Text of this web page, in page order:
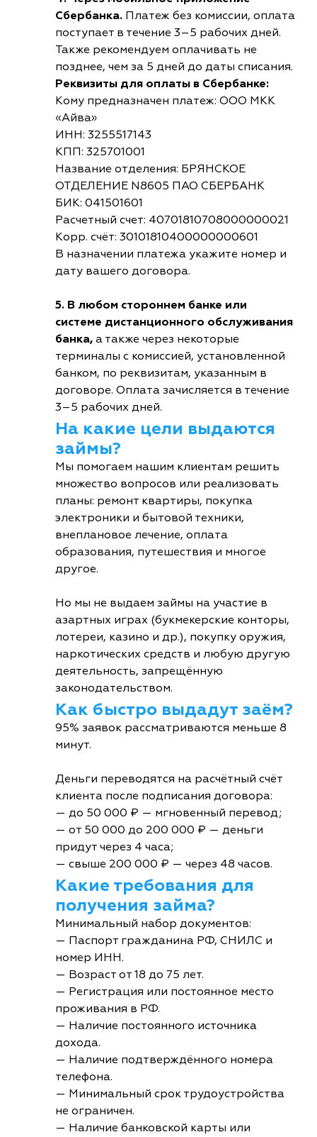
Сбербанка. Платеж без комиссии, оплата
поступает в течение 3–5 рабочих дней.
Также рекомендуем оплачивать не
позднее, чем за 5 дней до даты списания.
Реквизиты для оплаты в Сбербанке:
Кому предназначен платеж: ООО МКК
«Айва»
ИНН: 3255517143
КПП: 325701001
Название отделения: БРЯНСКОЕ
ОТДЕЛЕНИЕ N8605 ПАО СБЕРБАНК
БИК: 041501601
Расчетный счет: 40701810708000000021
Корр. счёт: 30101810400000000601
В назначении платежа укажите номер и
дату вашего договора.
5. В любом стороннем банке или
системе дистанционного обслуживания
банка, а также через некоторые
терминалы с комиссией, установленной
банком, по реквизитам, указанным в
договоре. Оплата зачисляется в течение
3–5 рабочих дней.
На какие цели выдаются
займы?
Мы помогаем нашим клиентам решить
множество вопросов или реализовать
планы: ремонт квартиры, покупка
электроники и бытовой техники,
внеплановое лечение, оплата
образования, путешествия и многое
другое.
Но мы не выдаем займы на участие в
азартных играх (букмекерские конторы,
лотереи, казино и др.), покупку оружия,
наркотических средств и любую другую
деятельность, запрещённую
законодательством.
Как быстро выдадут заём?
95% заявок рассматриваются меньше 8
минут.
Деньги переводятся на расчётный счёт
клиента после подписания договора:
— до 50 000 ₽ — мгновенный перевод;
— от 50 000 до 200 000 ₽ — деньги
придут через 4 часа;
— свыше 200 000 ₽ — через 48 часов.
Какие требования для
получения займа?
Минимальный набор документов:
— Паспорт гражданина РФ, СНИЛС и
номер ИНН.
— Возраст от 18 до 75 лет.
— Регистрация или постоянное место
проживания в РФ.
— Наличие постоянного источника
дохода.
— Наличие подтверждённого номера
телефона.
— Минимальный срок трудоустройства
не ограничен.
— Наличие банковской карты или